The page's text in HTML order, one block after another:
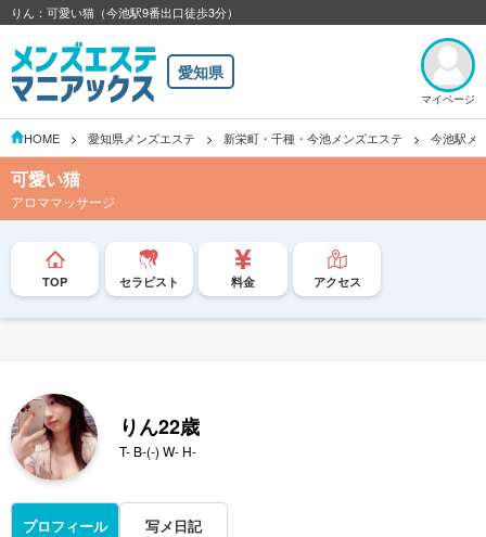
りん：可愛い猫（今池駅9番出口徒歩3分）
愛知県
マイページ
HOME 愛知県メンズエステ 新栄町・千種・今池メンズエステ 今池駅メ
可愛い猫
アロママッサージ
TOP セラピスト 料金 アクセス
りん22歳
T- B-(-) W- H-
プロフィール 写メ日記